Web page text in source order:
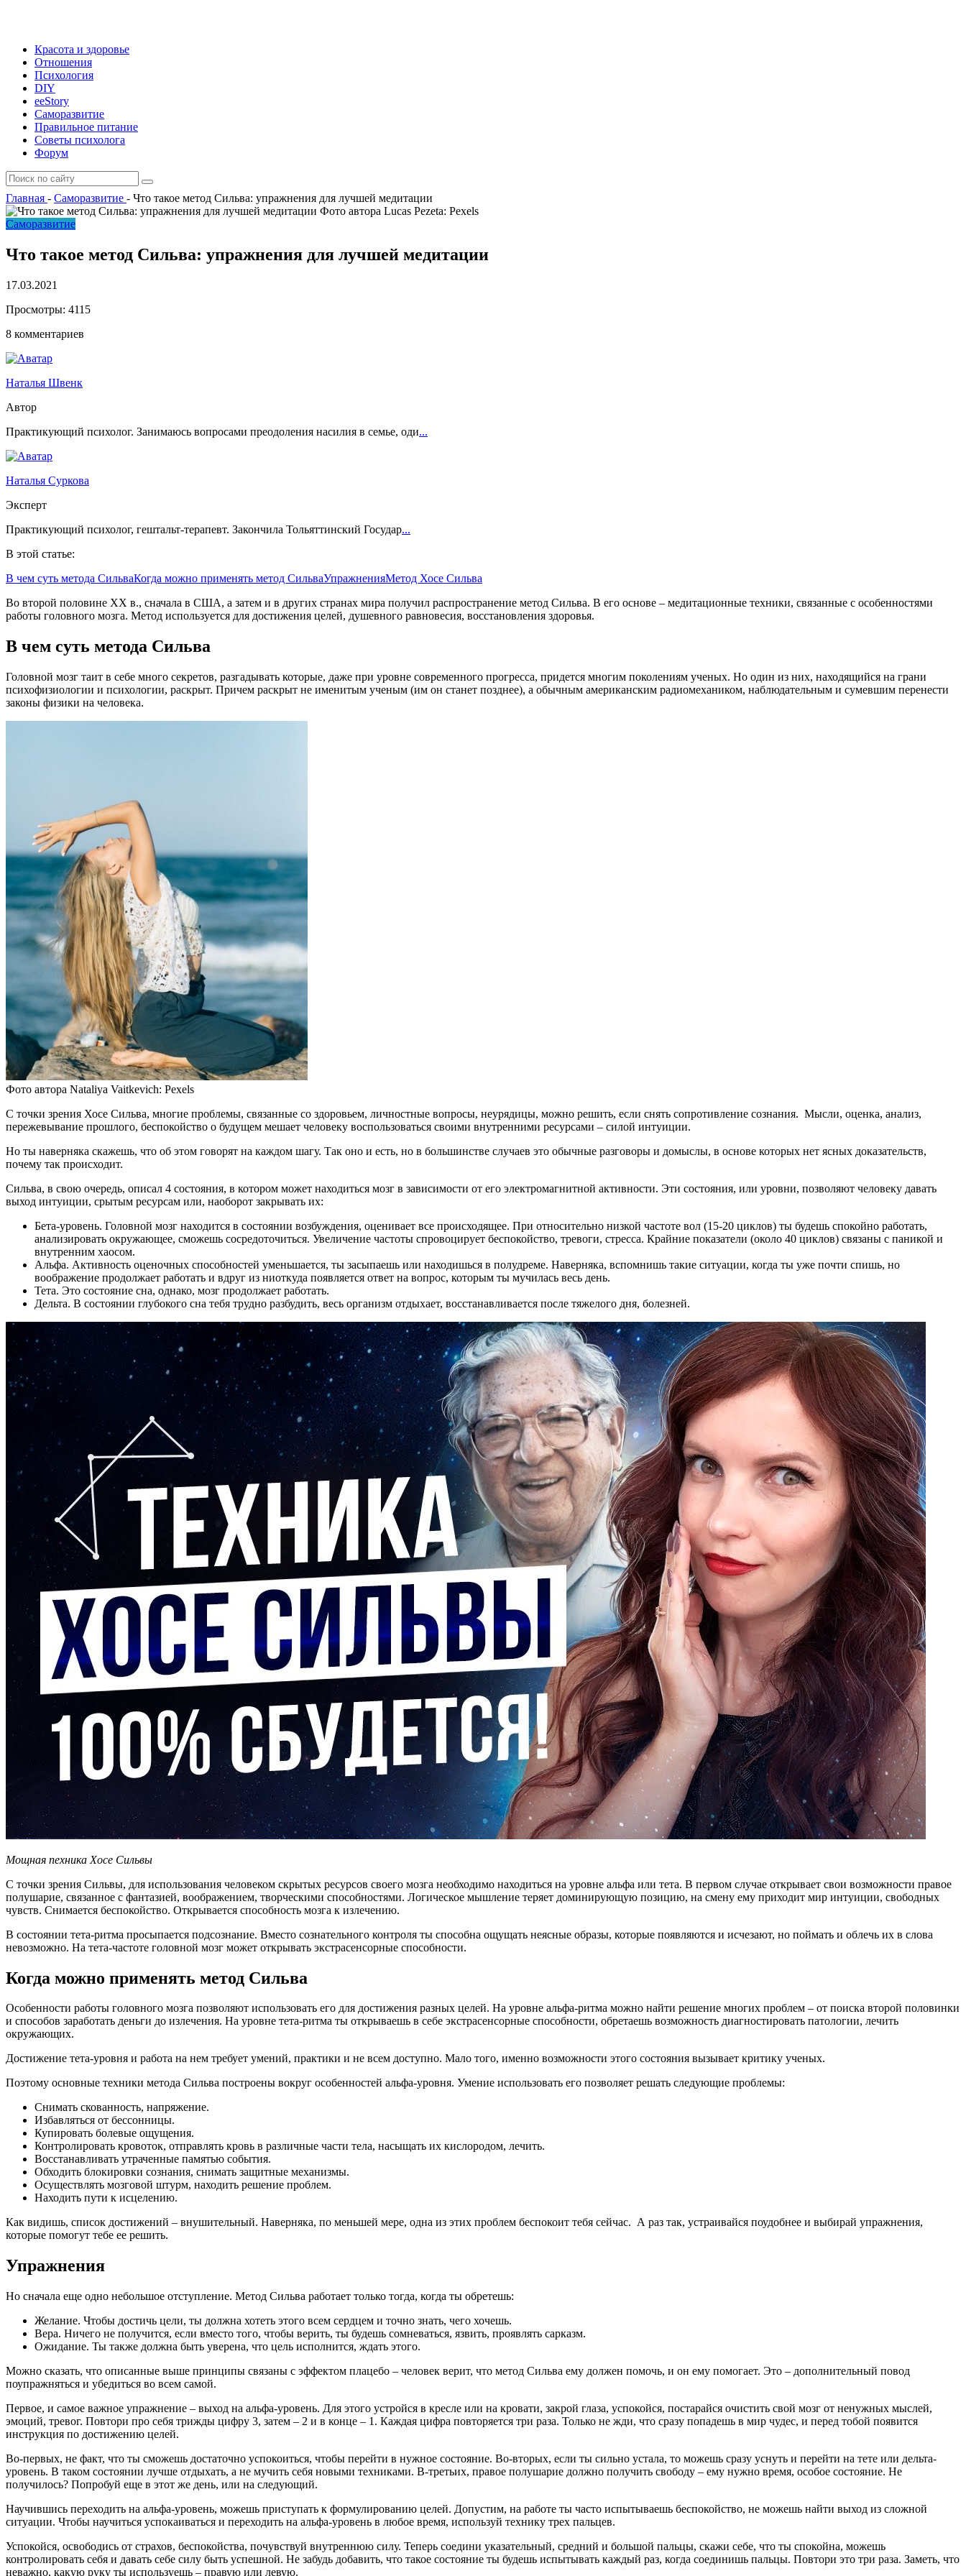
Красота и здоровье
Отношения
Психология
DIY
ееStory
Саморазвитие
Правильное питание
Советы психолога
Форум
Главная - Саморазвитие - Что такое метод Сильва: упражнения для лучшей медитации
Фото автора Lucas Pezeta: Pexels
Саморазвитие
Что такое метод Сильва: упражнения для лучшей медитации
17.03.2021
Просмотры: 4115
8 комментариев
Наталья Швенк
Автор
Практикующий психолог. Занимаюсь вопросами преодоления насилия в семье, оди...
Наталья Суркова
Эксперт
Практикующий психолог, гештальт-терапевт. Закончила Тольяттинский Государ...
В этой статье:
В чем суть метода СильваКогда можно применять метод СильваУпражненияМетод Хосе Сильва
Во второй половине XX в., сначала в США, а затем и в других странах мира получил распространение метод Сильва. В его основе – медитационные техники, связанные с особенностями
работы головного мозга. Метод используется для достижения целей, душевного равновесия, восстановления здоровья.
В чем суть метода Сильва
Головной мозг таит в себе много секретов, разгадывать которые, даже при уровне современного прогресса, придется многим поколениям ученых. Но один из них, находящийся на грани
психофизиологии и психологии, раскрыт. Причем раскрыт не именитым ученым (им он станет позднее), а обычным американским радиомехаником, наблюдательным и сумевшим перенести
законы физики на человека.
Фото автора Nataliya Vaitkevich: Pexels
С точки зрения Хосе Сильва, многие проблемы, связанные со здоровьем, личностные вопросы, неурядицы, можно решить, если снять сопротивление сознания. Мысли, оценка, анализ,
пережевывание прошлого, беспокойство о будущем мешает человеку воспользоваться своими внутренними ресурсами – силой интуиции.
Но ты наверняка скажешь, что об этом говорят на каждом шагу. Так оно и есть, но в большинстве случаев это обычные разговоры и домыслы, в основе которых нет ясных доказательств,
почему так происходит.
Сильва, в свою очередь, описал 4 состояния, в котором может находиться мозг в зависимости от его электромагнитной активности. Эти состояния, или уровни, позволяют человеку давать
выход интуиции, срытым ресурсам или, наоборот закрывать их:
Бета-уровень. Головной мозг находится в состоянии возбуждения, оценивает все происходящее. При относительно низкой частоте вол (15-20 циклов) ты будешь спокойно работать,
анализировать окружающее, сможешь сосредоточиться. Увеличение частоты спровоцирует беспокойство, тревоги, стресса. Крайние показатели (около 40 циклов) связаны с паникой и
внутренним хаосом.
Альфа. Активность оценочных способностей уменьшается, ты засыпаешь или находишься в полудреме. Наверняка, вспомнишь такие ситуации, когда ты уже почти спишь, но
воображение продолжает работать и вдруг из ниоткуда появляется ответ на вопрос, которым ты мучилась весь день.
Тета. Это состояние сна, однако, мозг продолжает работать.
Дельта. В состоянии глубокого сна тебя трудно разбудить, весь организм отдыхает, восстанавливается после тяжелого дня, болезней.
Мощная nехника Хосе Сильвы
С точки зрения Сильвы, для использования человеком скрытых ресурсов своего мозга необходимо находиться на уровне альфа или тета. В первом случае открывает свои возможности правое
полушарие, связанное с фантазией, воображением, творческими способностями. Логическое мышление теряет доминирующую позицию, на смену ему приходит мир интуиции, свободных
чувств. Снимается беспокойство. Открывается способность мозга к излечению.
В состоянии тета-ритма просыпается подсознание. Вместо сознательного контроля ты способна ощущать неясные образы, которые появляются и исчезают, но поймать и облечь их в слова
невозможно. На тета-частоте головной мозг может открывать экстрасенсорные способности.
Когда можно применять метод Сильва
Особенности работы головного мозга позволяют использовать его для достижения разных целей. На уровне альфа-ритма можно найти решение многих проблем – от поиска второй половинки
и способов заработать деньги до излечения. На уровне тета-ритма ты открываешь в себе экстрасенсорные способности, обретаешь возможность диагностировать патологии, лечить
окружающих.
Достижение тета-уровня и работа на нем требует умений, практики и не всем доступно. Мало того, именно возможности этого состояния вызывает критику ученых.
Поэтому основные техники метода Сильва построены вокруг особенностей альфа-уровня. Умение использовать его позволяет решать следующие проблемы:
Снимать скованность, напряжение.
Избавляться от бессонницы.
Купировать болевые ощущения.
Контролировать кровоток, отправлять кровь в различные части тела, насыщать их кислородом, лечить.
Восстанавливать утраченные памятью события.
Обходить блокировки сознания, снимать защитные механизмы.
Осуществлять мозговой штурм, находить решение проблем.
Находить пути к исцелению.
Как видишь, список достижений – внушительный. Наверняка, по меньшей мере, одна из этих проблем беспокоит тебя сейчас. А раз так, устраивайся поудобнее и выбирай упражнения,
которые помогут тебе ее решить.
Упражнения
Но сначала еще одно небольшое отступление. Метод Сильва работает только тогда, когда ты обретешь:
Желание. Чтобы достичь цели, ты должна хотеть этого всем сердцем и точно знать, чего хочешь.
Вера. Ничего не получится, если вместо того, чтобы верить, ты будешь сомневаться, язвить, проявлять сарказм.
Ожидание. Ты также должна быть уверена, что цель исполнится, ждать этого.
Можно сказать, что описанные выше принципы связаны с эффектом плацебо – человек верит, что метод Сильва ему должен помочь, и он ему помогает. Это – дополнительный повод
поупражняться и убедиться во всем самой.
Первое, и самое важное упражнение – выход на альфа-уровень. Для этого устройся в кресле или на кровати, закрой глаза, успокойся, постарайся очистить свой мозг от ненужных мыслей,
эмоций, тревог. Повтори про себя трижды цифру 3, затем – 2 и в конце – 1. Каждая цифра повторяется три раза. Только не жди, что сразу попадешь в мир чудес, и перед тобой появится
инструкция по достижению целей.
Во-первых, не факт, что ты сможешь достаточно успокоиться, чтобы перейти в нужное состояние. Во-вторых, если ты сильно устала, то можешь сразу уснуть и перейти на тете или дельта-
уровень. В таком состоянии лучше отдыхать, а не мучить себя новыми техниками. В-третьих, правое полушарие должно получить свободу – ему нужно время, особое состояние. Не
получилось? Попробуй еще в этот же день, или на следующий.
Научившись переходить на альфа-уровень, можешь приступать к формулированию целей. Допустим, на работе ты часто испытываешь беспокойство, не можешь найти выход из сложной
ситуации. Чтобы научиться успокаиваться и переходить на альфа-уровень в любое время, используй технику трех пальцев.
Успокойся, освободись от страхов, беспокойства, почувствуй внутреннюю силу. Теперь соедини указательный, средний и большой пальцы, скажи себе, что ты спокойна, можешь
контролировать себя и давать себе силу быть успешной. Не забудь добавить, что такое состояние ты будешь испытывать каждый раз, когда соединишь пальцы. Повтори это три раза. Заметь, что
неважно, какую руку ты используешь – правую или левую.